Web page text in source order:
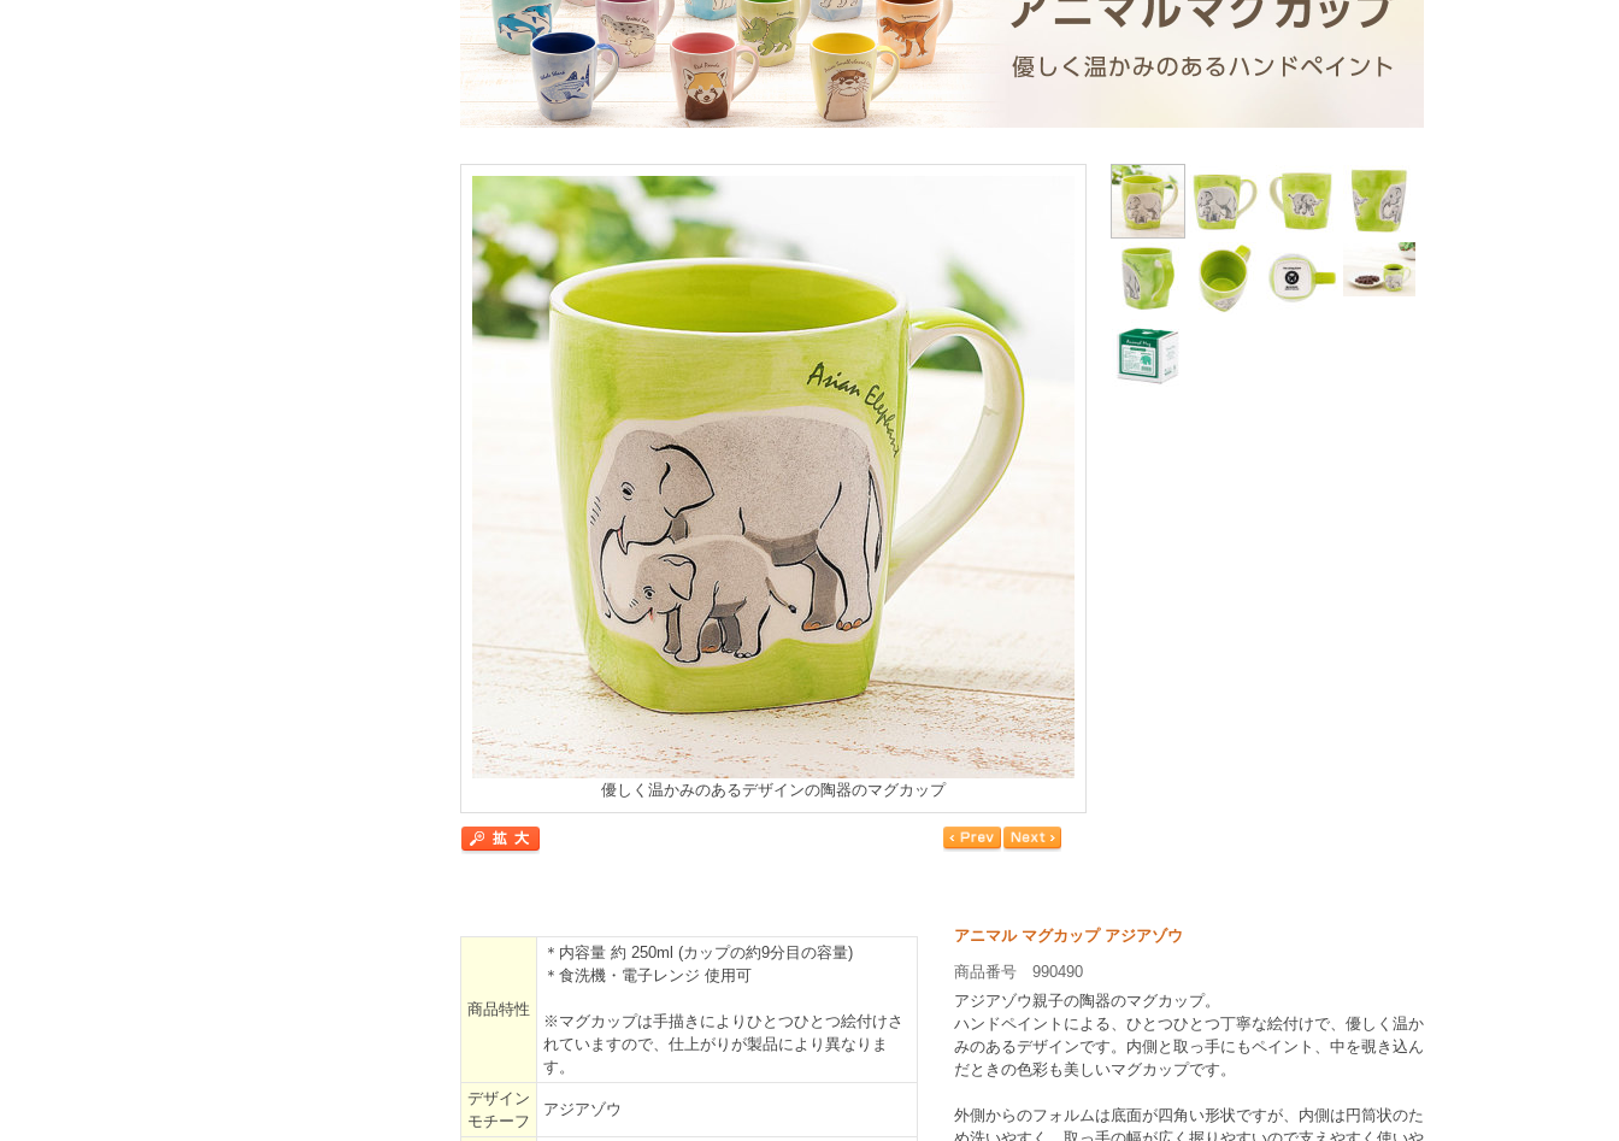
優しく温かみのあるデザインの陶器のマグカップ
商品特性
＊内容量 約 250ml (カップの約9分目の容量)
＊食洗機・電子レンジ 使用可
※マグカップは手描きによりひとつひとつ絵付けさ
れていますので、仕上がりが製品により異なりま
す。
デザイン
モチーフ
アジアゾウ
アニマル マグカップ アジアゾウ
商品番号 990490
アジアゾウ親子の陶器のマグカップ。
ハンドペイントによる、ひとつひとつ丁寧な絵付けで、優しく温か
みのあるデザインです。内側と取っ手にもペイント、中を覗き込ん
だときの色彩も美しいマグカップです。
外側からのフォルムは底面が四角い形状ですが、内側は円筒状のた